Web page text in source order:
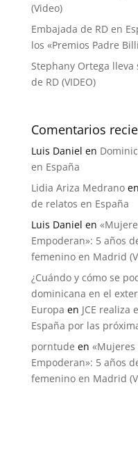
(Video)
Embajada de RD en
los «Premios Padre
Stephany Ortega
de RD (VIDEO)
Comentarios
Luis Daniel en
en España
Lidia Ariza Medranoen
de relatos en España
Luis Daniel en
Empoderan»: 5 años
femenino en Madrid
¿Cuándo y cómo se
dominicana en el
Europa en JCE realiza
España por las
porntude en «Mujeres
Empoderan»: 5 años
femenino en Madrid